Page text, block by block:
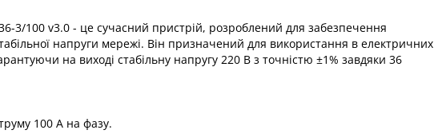
3/100 v3.0 - це сучасний пристрій, розроблений для забезпечення
напруги мережі. Він призначений для використання в електричних
на виході стабільну напругу 220 В з точністю ±1% завдяки 36
100 А на фазу.